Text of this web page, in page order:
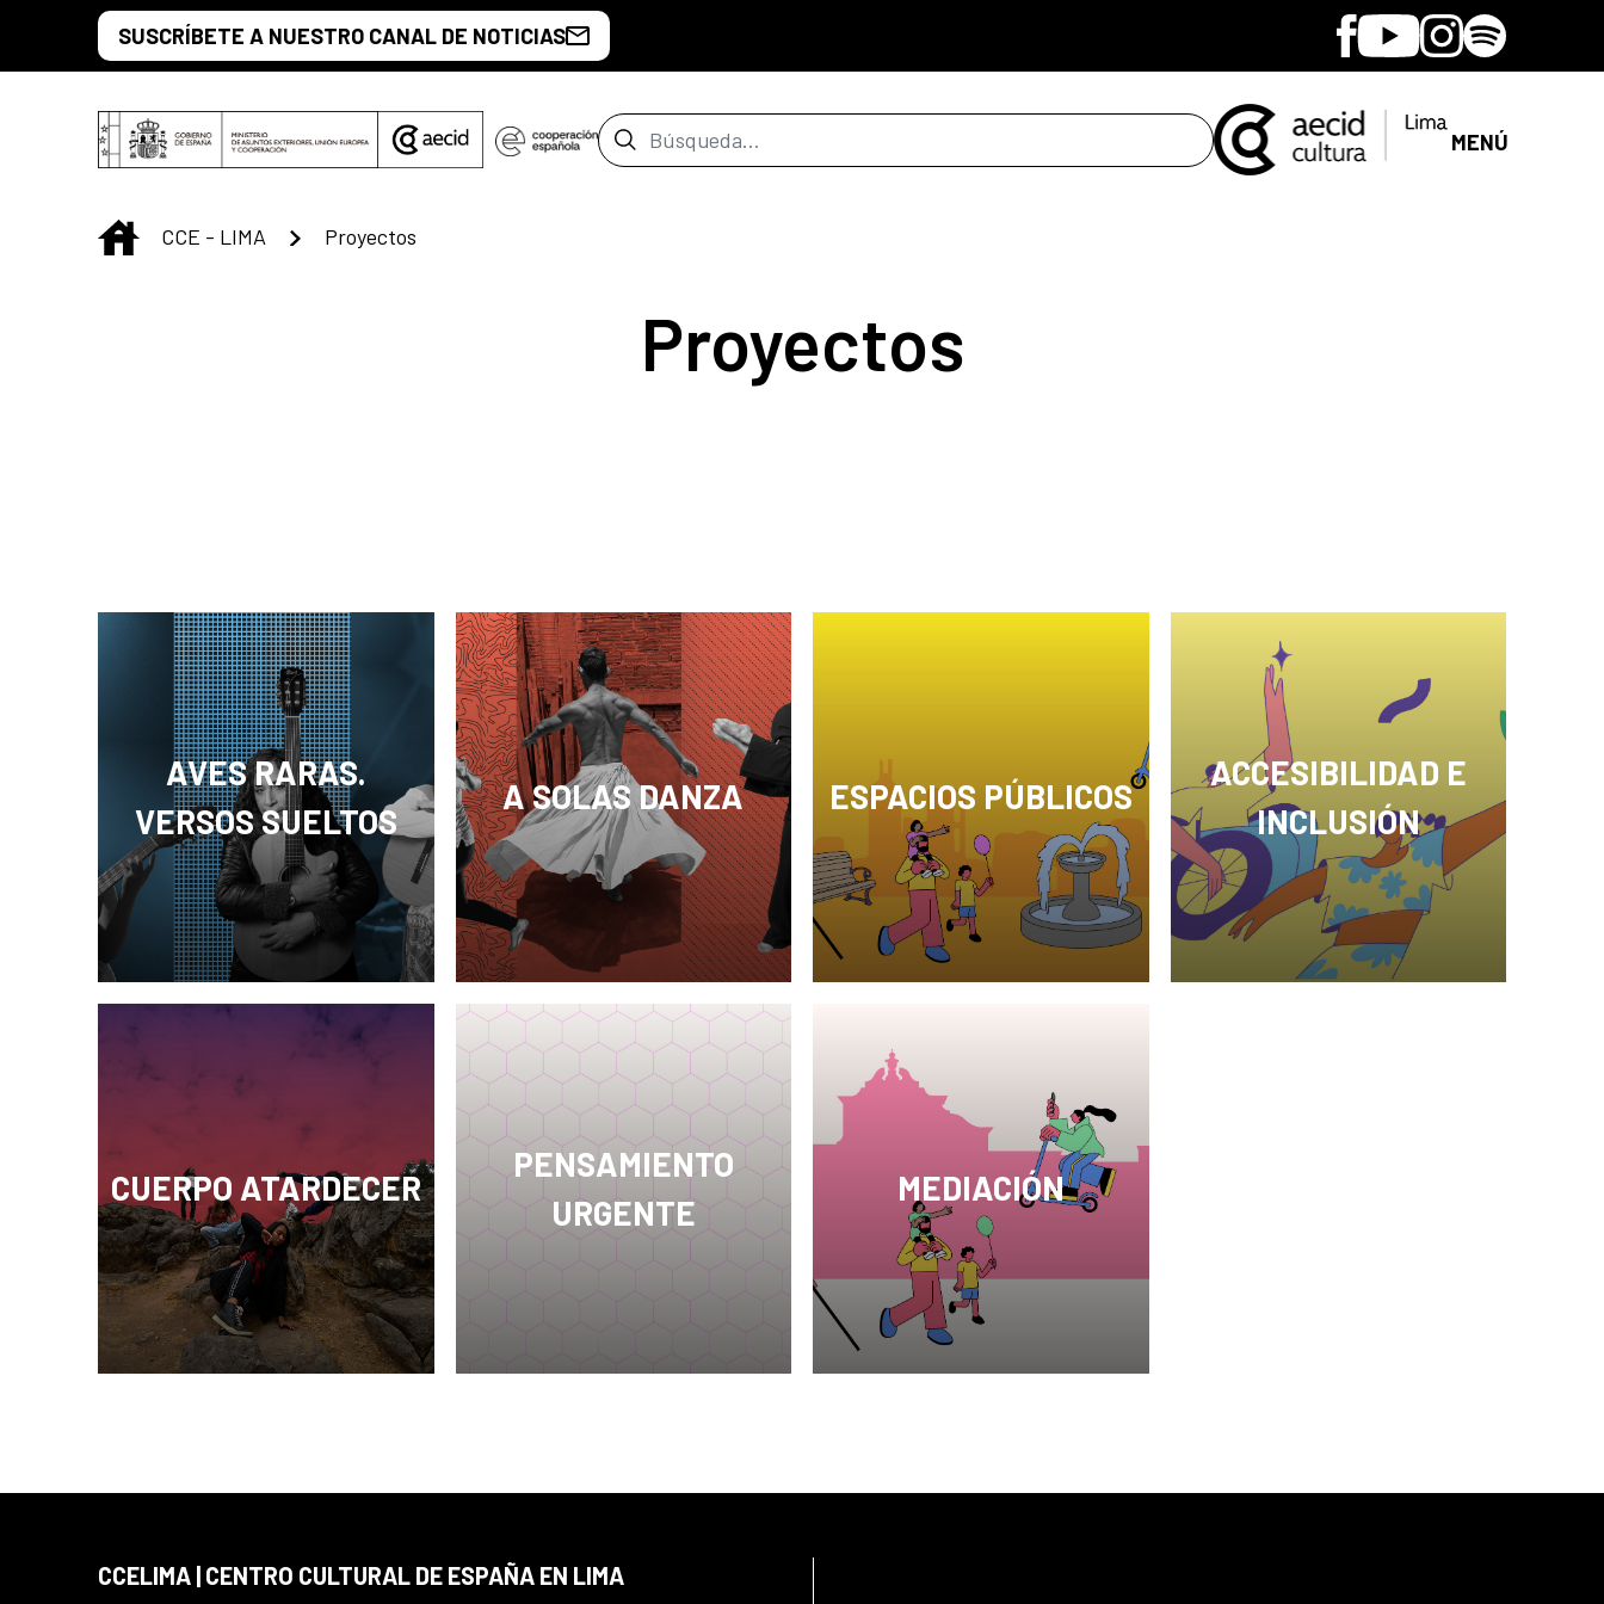
Saltar al contenido principal
SUSCRÍBETE A NUESTRO CANAL DE NOTICIAS Facebook
YoutubeInstagram
Spotify
Barra de búsqueda MENÚ
INICIO
CCE - LIMA Proyectos
Proyectos
AVES RARAS.
VERSOS SUELTOS
Es un ciclo mensual de
conciertos en pequeño formato
con artistas emergentes de
diversos estilos musicales que
tienen algo en común: están
haciendo algo distinto.
A SOLAS DANZA
Es un ciclo gestado en 2016
que busca estimular la
creación, producción y
exhibición de la danza peruana
en todas sus formas de
expresión; aunque poniendo el
actuales del movimiento y
menos atendidos.
ESPACIOS PÚBLICOS
Los espacios públicos son un
componente fundamental para
la vida en comunidad y el
ejercicio de la ciudadanía.
Como lugares de encuentro,
interacción social, diversidad y
sociedades más inclusivas,
democráticas y saludables.
ACCESIBILIDAD E
INCLUSIÓN
En Perú, más de tres millones
de personas con discapacidad
no disfrutan de ninguna
actividad recreativa por no
tener acceso a las ofertas del
ecosistema cultural.
CUERPO ATARDECER
El Programa Iberoamericano de
Danza y Performance Cuerpo
Atardecer es un proyecto que
invita a artistas de esta
disciplina, de diferentes países
de la región
PENSAMIENTO
URGENTE
comprometido con los
Objetivos de Desarrollo
Sostenible (ODS) que
pretenden una transformación
global integradora de las
en la Asamblea General de
MEDIACIÓN
En los últimos tiempos, los
museos y centros culturales
están generando modelos
institucionales más abiertos,
plurales y experimentales a
partir de prácticas educativas
CCELIMA | CENTRO CULTURAL DE ESPAÑA EN LIMA